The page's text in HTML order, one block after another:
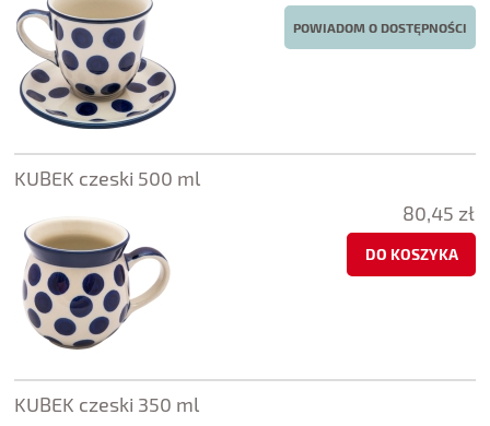
POWIADOM O DOSTĘPNOŚCI
KUBEK czeski 500 ml
80,45 zł
DO KOSZYKA
KUBEK czeski 350 ml